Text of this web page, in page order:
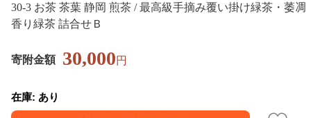
30-3 お茶 茶葉 静岡 煎茶 / 最高級手摘み覆い掛け緑茶・萎凋
香り緑茶 詰合せＢ
寄附金額 30,000円
在庫: あり